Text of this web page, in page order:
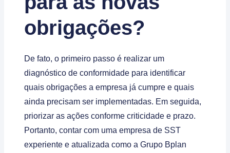
obrigações?
De fato, o primeiro passo é realizar um
diagnóstico de conformidade para identificar
quais obrigações a empresa já cumpre e quais
ainda precisam ser implementadas. Em seguida,
priorizar as ações conforme criticidade e prazo.
Portanto, contar com uma empresa de SST
experiente e atualizada como a Grupo Bplan